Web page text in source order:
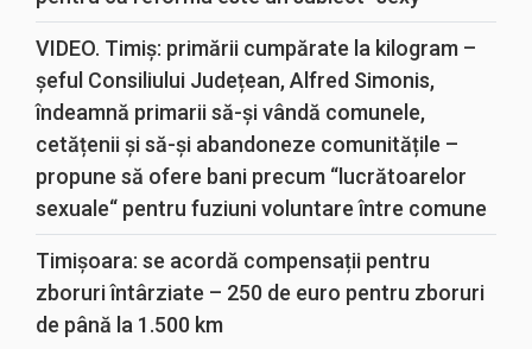
VIDEO. Timiș: primării cumpărate la kilogram –
șeful Consiliului Județean, Alfred Simonis,
îndeamnă primarii să-și vândă comunele,
cetățenii și să-și abandoneze comunitățile –
propune să ofere bani precum “lucrătoarelor
sexuale“ pentru fuziuni voluntare între comune
Timișoara: se acordă compensații pentru
zboruri întârziate – 250 de euro pentru zboruri
de până la 1.500 km